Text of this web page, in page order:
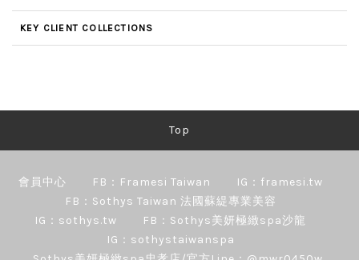
KEY CLIENT COLLECTIONS
Top
會員中心 FB：Framesi Taiwan
IG：framesi.tw
FB：Sothys Taiwan 法國蘇緹專業美容
IG：sothys.tw
FB：Sothys美妍極緻spa沙龍
IG：sothystaiwanspa